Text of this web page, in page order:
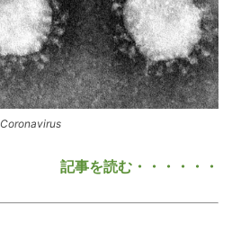
Coronavirus
記事を読む・・・・・・